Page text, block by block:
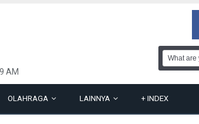
AM
OLAHRAGA LAINNYA + INDEX